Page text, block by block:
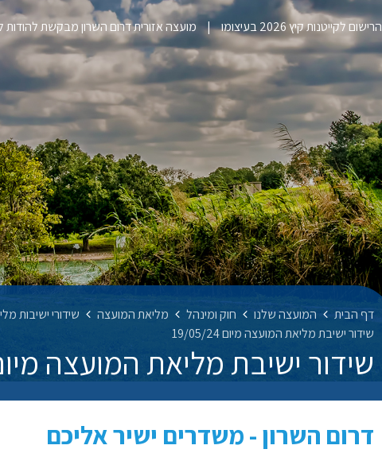
הרישום לקייטנות קיץ 2026 בעיצומו מועצה אזורית דרום השרון מבקשת
דף הבית המועצה שלנו חוק ומינהל מליאת המועצה
שידורי ישיבות
שידור ישיבת מליאת המועצה מיום 19/05/24
שידור ישיבת מליאת המועצה מיום 19/
דרום השרון - משדרים ישיר אליכם